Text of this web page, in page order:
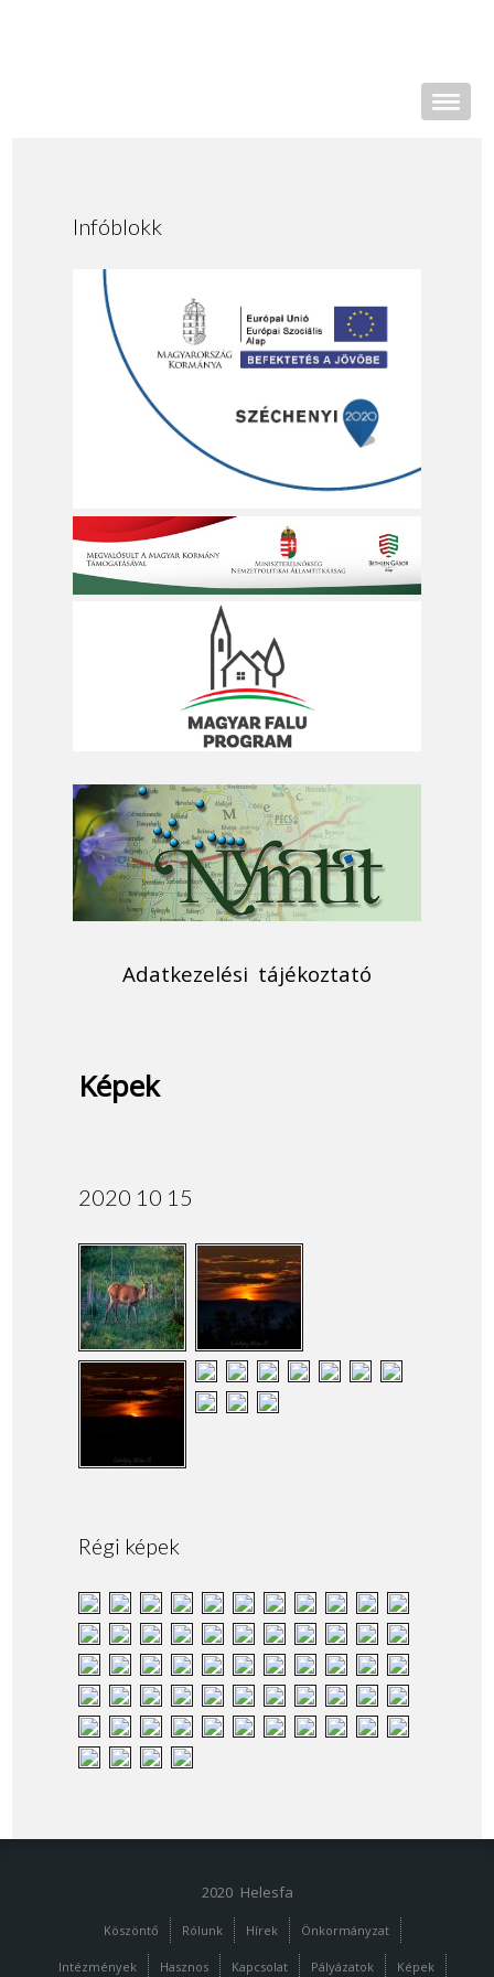
Infóblokk
Adatkezelési tájékoztató
Képek
2020 10 15
Régi képek
2020 Helesfa
Köszöntő Rólunk Hírek Önkormányzat
Intézmények Hasznos Kapcsolat Pályázatok Képek